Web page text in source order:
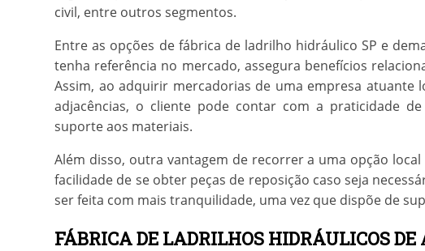
civil, entre outros segmentos.
Entre as opções de fábrica de ladrilho hidráulico SP e
tenha referência no mercado, assegura benefícios
Assim, ao adquirir mercadorias de uma empresa atuante
adjacências, o cliente pode contar com a praticidade
suporte aos materiais.
Além disso, outra vantagem de recorrer a uma opção local
facilidade de se obter peças de reposição caso seja
ser feita com mais tranquilidade, uma vez que dispõe de
FÁBRICA DE LADRILHOS HIDRÁULICOS DE